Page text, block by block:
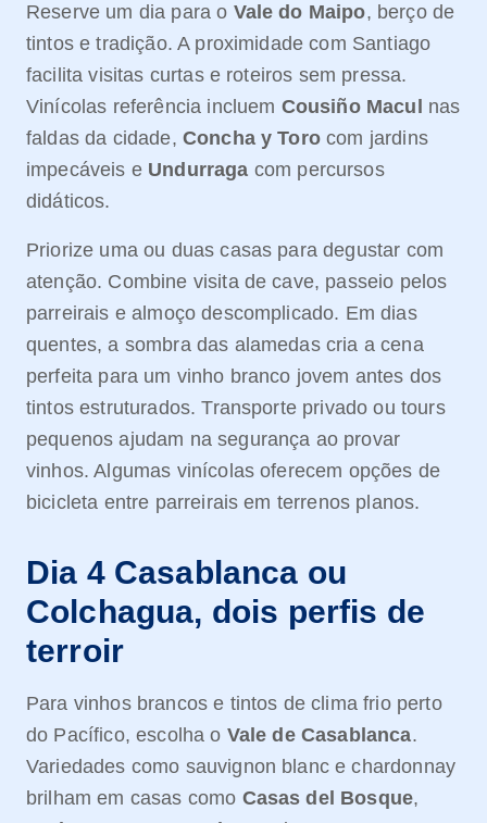
Reserve um dia para o Vale do Maipo, berço de
tintos e tradição. A proximidade com Santiago
facilita visitas curtas e roteiros sem pressa.
Vinícolas referência incluem Cousiño Macul
nas
faldas da cidade, Concha y Torocom jardins
impecáveis e Undurraga com percursos
didáticos.
Priorize uma ou duas casas para degustar com
atenção. Combine visita de cave, passeio pelos
parreirais e almoço descomplicado. Em dias
quentes, a sombra das alamedas cria a cena
perfeita para um vinho branco jovem antes dos
tintos estruturados. Transporte privado ou tours
pequenos ajudam na segurança ao provar
vinhos. Algumas vinícolas oferecem opções de
bicicleta entre parreirais em terrenos planos.
Dia 4 Casablanca ou
Colchagua, dois perfis de
terroir
Para vinhos brancos e tintos de clima frio perto
do Pacífico, escolha o Vale de Casablanca.
Variedades como sauvignon blanc e chardonnay
brilham em casas como Casas del Bosque,